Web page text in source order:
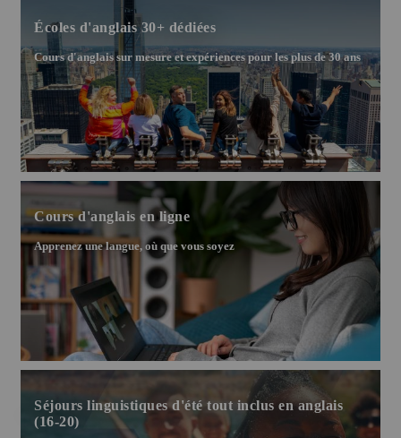
Écoles d'anglais 30+ dédiées
Cours d'anglais sur mesure et expériences pour les plus de 30 ans
Cours d'anglais en ligne
Apprenez une langue, où que vous soyez
Séjours linguistiques d'été tout inclus en anglais
(16-20)